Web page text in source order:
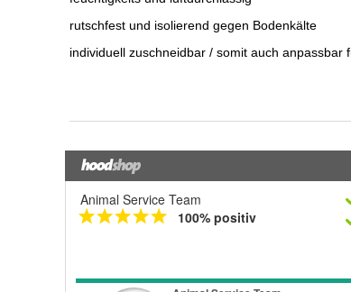
Animal Service Team
100% positiv